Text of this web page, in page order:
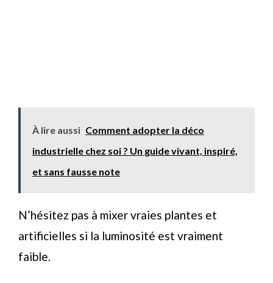
À lire aussi Comment adopter la déco
industrielle chez soi ? Un guide vivant, inspiré,
et sans fausse note
N’hésitez pas à mixer vraies plantes et
artificielles si la luminosité est vraiment
faible.